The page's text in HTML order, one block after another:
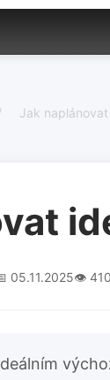
Jak
05.11.2025👁️